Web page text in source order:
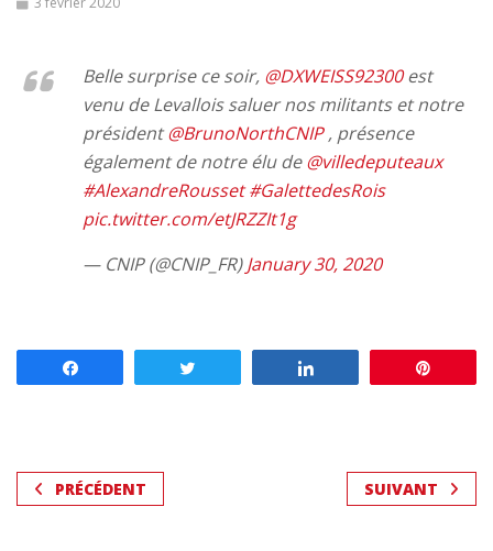
Belle surprise ce soir, @DXWEISS92300est
venu de Levallois saluer nos militants et notre
président@BrunoNorthCNIP, présence
également de notre élu de@villedeputeaux
#AlexandreRousset #GalettedesRois
pic.twitter.com/etJRZZIt1g
— CNIP (@CNIP_FR)January 30, 2020
PRÉCÉDENT SUIVANT